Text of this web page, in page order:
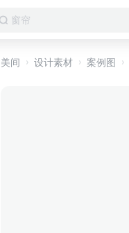
卧室
美间 设计素材 案例图